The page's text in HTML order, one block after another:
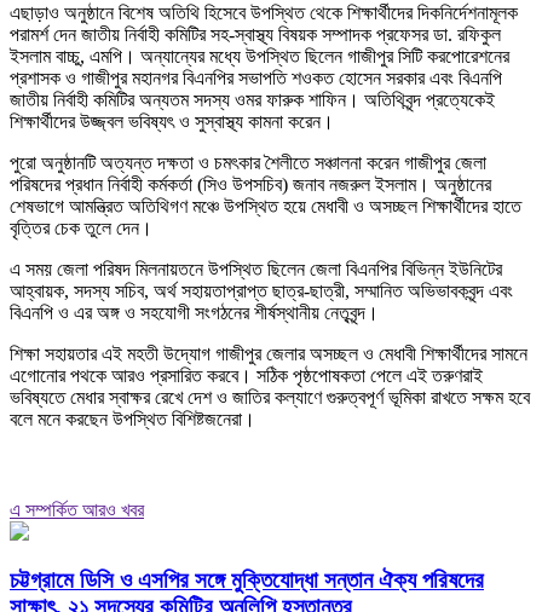
এছাড়াও অনুষ্ঠানে বিশেষ অতিথি হিসেবে উপস্থিত থেকে শিক্ষার্থীদের দিকনির্দেশনামূলক
পরামর্শ দেন জাতীয় নির্বাহী কমিটির সহ-স্বাস্থ্য বিষয়ক সম্পাদক প্রফেসর ডা. রফিকুল
ইসলাম বাচ্চু, এমপি। অন্যান্যের মধ্যে উপস্থিত ছিলেন গাজীপুর সিটি করপোরেশনের
প্রশাসক ও গাজীপুর মহানগর বিএনপির সভাপতি শওকত হোসেন সরকার এবং বিএনপি
জাতীয় নির্বাহী কমিটির অন্যতম সদস্য ওমর ফারুক শাফিন। অতিথিবৃন্দ প্রত্যেকেই
শিক্ষার্থীদের উজ্জ্বল ভবিষ্যৎ ও সুস্বাস্থ্য কামনা করেন।
পুরো অনুষ্ঠানটি অত্যন্ত দক্ষতা ও চমৎকার শৈলীতে সঞ্চালনা করেন গাজীপুর জেলা
পরিষদের প্রধান নির্বাহী কর্মকর্তা (সিও উপসচিব) জনাব নজরুল ইসলাম। অনুষ্ঠানের
শেষভাগে আমন্ত্রিত অতিথিগণ মঞ্চে উপস্থিত হয়ে মেধাবী ও অসচ্ছল শিক্ষার্থীদের হাতে
বৃত্তির চেক তুলে দেন।
এ সময় জেলা পরিষদ মিলনায়তনে উপস্থিত ছিলেন জেলা বিএনপির বিভিন্ন ইউনিটের
আহ্বায়ক, সদস্য সচিব, অর্থ সহায়তাপ্রাপ্ত ছাত্র-ছাত্রী, সম্মানিত অভিভাবকবৃন্দ এবং
বিএনপি ও এর অঙ্গ ও সহযোগী সংগঠনের শীর্ষস্থানীয় নেতৃবৃন্দ।
শিক্ষা সহায়তার এই মহতী উদ্যোগ গাজীপুর জেলার অসচ্ছল ও মেধাবী শিক্ষার্থীদের সামনে
এগোনোর পথকে আরও প্রসারিত করবে। সঠিক পৃষ্ঠপোষকতা পেলে এই তরুণরাই
ভবিষ্যতে মেধার স্বাক্ষর রেখে দেশ ও জাতির কল্যাণে গুরুত্বপূর্ণ ভূমিকা রাখতে সক্ষম হবে
বলে মনে করছেন উপস্থিত বিশিষ্টজনেরা।
এ সম্পর্কিত আরও খবর
চট্টগ্রামে ডিসি ও এসপির সঙ্গে মুক্তিযোদ্ধা সন্তান ঐক্য পরিষদের